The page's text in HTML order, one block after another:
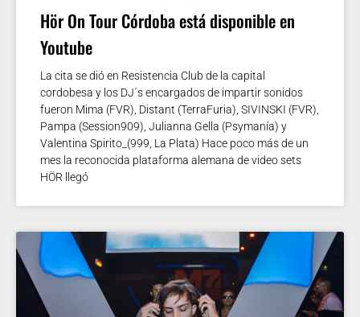
Hör On Tour Córdoba está disponible en
Youtube
La cita se dió en Resistencia Club de la capital
cordobesa y los DJ´s encargados de impartir sonidos
fueron Mima (FVR), Distant (TerraFuria), SIVINSKI (FVR),
Pampa (Session909), Julianna Gella (Psymanía) y
Valentina Spirito_(999, La Plata) Hace poco más de un
mes la reconocida plataforma alemana de video sets
HÖR llegó